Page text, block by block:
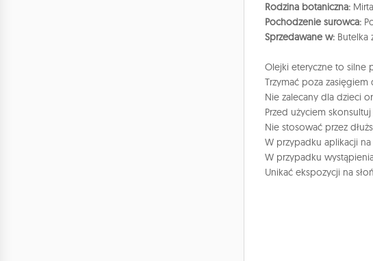
Rodzina botaniczna:
Pochodzenie surowca:
Sprzedawane w: Butelka
Olejki eteryczne to silne
Trzymać poza zasięgiem
Nie zalecany dla dzieci
Przed użyciem
Nie stosować przez
W przypadku aplikacji
W przypadku
Unikać ekspozycji na